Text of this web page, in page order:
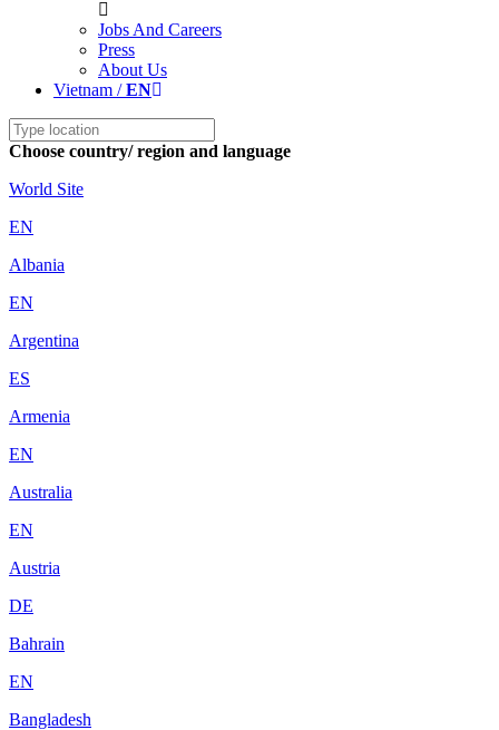
Jobs And Careers
Press
About Us
Vietnam /EN
Choose country/ region and language
World Site
EN
Albania
EN
Argentina
ES
Armenia
EN
Australia
EN
Austria
DE
Bahrain
EN
Bangladesh